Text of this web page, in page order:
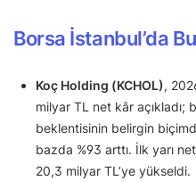
Borsa İstanbul’da
Koç Holding (KCHOL),
milyar TL net kâr açıkladı;
beklentisinin belirgin
bazda %93 arttı. İlk yarı
20,3 milyar TL’ye yükseldi.